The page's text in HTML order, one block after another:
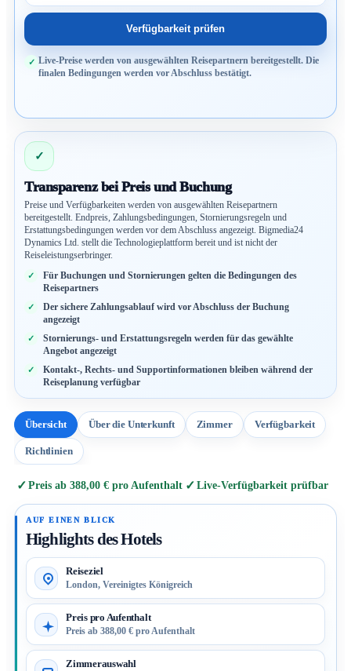
Verfügbarkeit prüfen
Live-Preise werden von ausgewählten Reisepartnern bereitgestellt. Die
finalen Bedingungen werden vor Abschluss bestätigt.
✓
Transparenz bei Preis und Buchung
Preise und Verfügbarkeiten werden von ausgewählten Reisepartnern
bereitgestellt. Endpreis, Zahlungsbedingungen, Stornierungsregeln und
Erstattungsbedingungen werden vor dem Abschluss angezeigt. Bigmedia24
Dynamics Ltd. stellt die Technologieplattform bereit und ist nicht der
Reiseleistungserbringer.
Für Buchungen und Stornierungen gelten die Bedingungen des
Reisepartners
Der sichere Zahlungsablauf wird vor Abschluss der Buchung
angezeigt
Stornierungs- und Erstattungsregeln werden für das gewählte
Angebot angezeigt
Kontakt-, Rechts- und Supportinformationen bleiben während der
Reiseplanung verfügbar
Übersicht Über die Unterkunft Zimmer Verfügbarkeit
Richtlinien
✓ Preis ab 388,00 € pro Aufenthalt ✓ Live-Verfügbarkeit prüfbar
Highlights des Hotels
Reiseziel
London, Vereinigtes Königreich
Preis pro Aufenthalt
Preis ab 388,00 € pro Aufenthalt
Zimmerauswahl